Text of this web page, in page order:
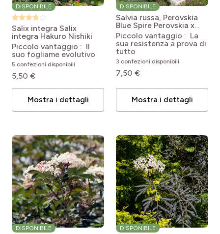
DISPONIBILE
Salix integra Salix
integra Hakuro Nishiki
Piccolo vantaggio : Il
suo fogliame evolutivo
5 confezioni disponibili
5,50 €
Mostra i dettagli
DISPONIBILE
Salvia russa, Perovskia
Blue Spire Perovskia x
atriplicifolia Blue Spire
Piccolo vantaggio : La
sua resistenza a prova di
tutto
3 confezioni disponibili
7,50 €
Mostra i dettagli
DISPONIBILE DISPONIBILE